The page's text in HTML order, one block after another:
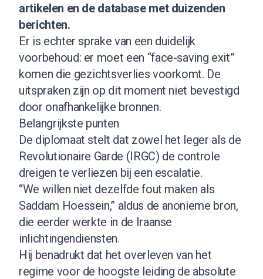
artikelen en de database met duizenden
berichten.
Er is echter sprake van een duidelijk
voorbehoud: er moet een “face-saving exit”
komen die gezichtsverlies voorkomt. De
uitspraken zijn op dit moment niet bevestigd
door onafhankelijke bronnen.
Belangrijkste punten
De diplomaat stelt dat zowel het leger als de
Revolutionaire Garde (IRGC) de controle
dreigen te verliezen bij een escalatie.
“We willen niet dezelfde fout maken als
Saddam Hoessein,” aldus de anonieme bron,
die eerder werkte in de Iraanse
inlichtingendiensten.
Hij benadrukt dat het overleven van het
regime voor de hoogste leiding de absolute